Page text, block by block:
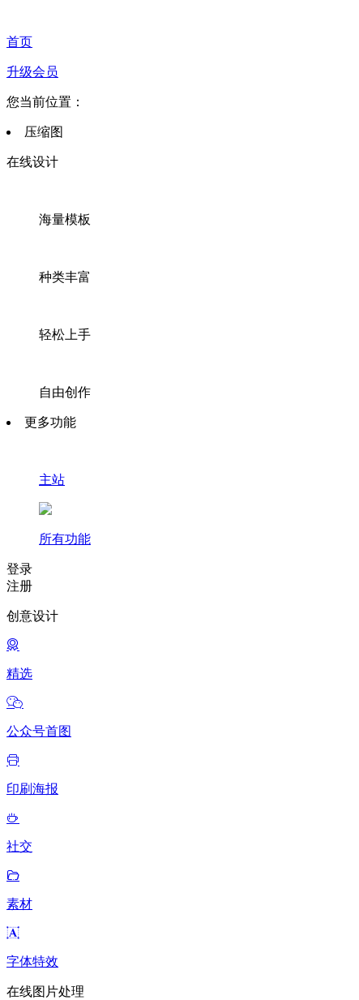
首页
升级会员
您当前位置：
压缩图
在线设计
海量模板
种类丰富
轻松上手
自由创作
更多功能
主站
所有功能
登录
注册
创意设计
精选
公众号首图
印刷海报
社交
素材
字体特效
在线图片处理